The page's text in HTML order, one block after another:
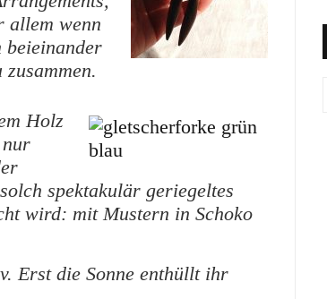
allem wenn
beieinander
Holz
spektakulär geriegeltes
wird: mit Mustern in Schoko
Erst die Sonne enthüllt ihr